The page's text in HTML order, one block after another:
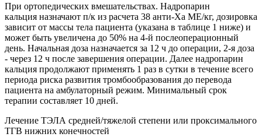
При ортопедических вмешательствах. Надропарин
кальция назначают п/к из расчета 38 анти-Ха МЕ/кг, дозировка
зависит от массы тела пациента (указана в таблице 1 ниже) и
может быть увеличена до 50% на 4-й послеоперационный
день. Начальная доза назначается за 12 ч до операции, 2-я доза
- через 12 ч после завершения операции. Далее надропарин
кальция продолжают применять 1 раз в сутки в течение всего
периода риска развития тромбообразования до перевода
пациента на амбулаторный режим. Минимальный срок
терапии составляет 10 дней.
Лечение ТЭЛА средней/тяжелой степени или проксимального
ТГВ нижних конечностей